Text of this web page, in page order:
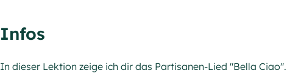
Infos
In dieser Lektion zeige ich dir das Partisanen-Lied "Bella